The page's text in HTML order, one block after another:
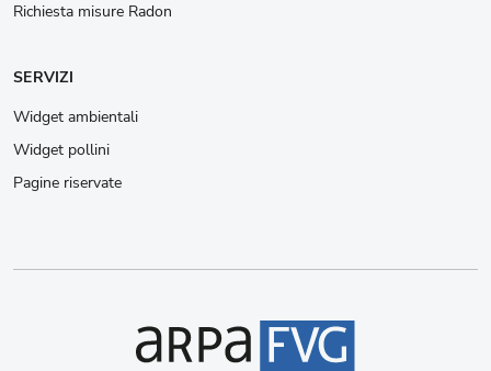
Richiesta misure Radon
SERVIZI
Widget ambientali
Widget pollini
Pagine riservate